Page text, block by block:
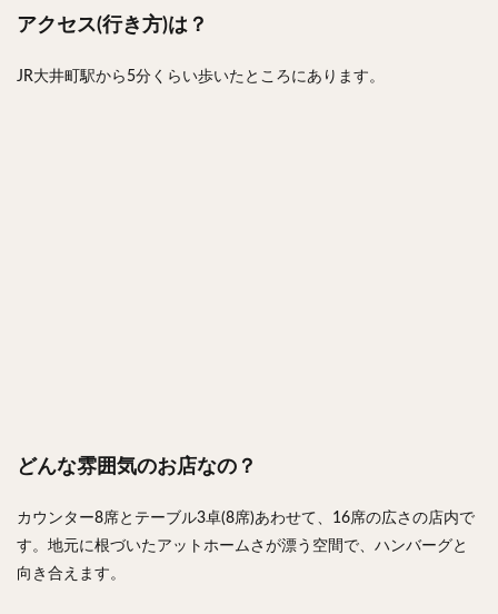
アクセス(行き方)は？
JR大井町駅から5分くらい歩いたところにあります。
どんな雰囲気のお店なの？
カウンター8席とテーブル3卓(8席)あわせて、16席の広さの店内で
す。地元に根づいたアットホームさが漂う空間で、ハンバーグと
向き合えます。